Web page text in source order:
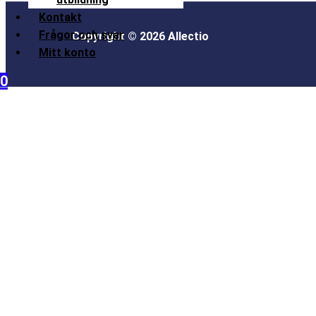
Kontakt
Frågor och svar
Mitt konto
0
Copyright © 2026 Allectio